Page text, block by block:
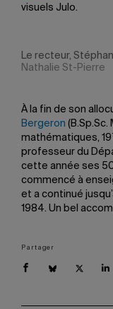
visuels Julo.
Le recteur,
Nathalie St-Pierre
À la fin de son
Bergeron (B.Sp.Sc.
mathématiques,
professeur du
cette année ses 50
commencé à
et a continué
1984. Un bel
Partager